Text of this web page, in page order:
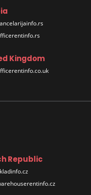
Kingdom
Republic